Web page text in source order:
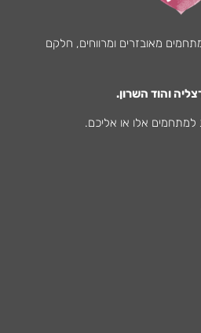
מאובזרים ומרווחים, חלקם
והוד השרון.
למתחמים אלו או אליכם.